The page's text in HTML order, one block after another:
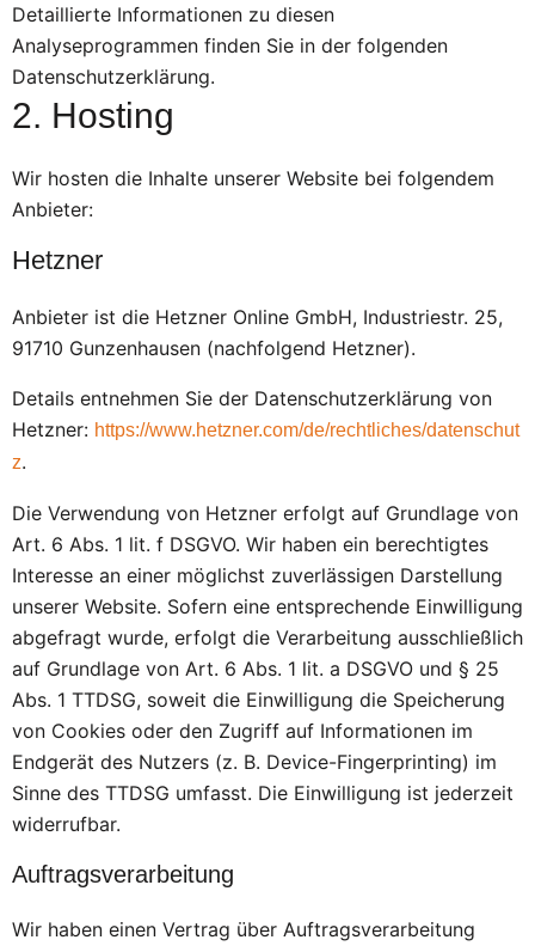
Detaillierte Informationen zu diesen
Analyseprogrammen finden Sie in der folgenden
Datenschutzerklärung.
2. Hosting
Wir hosten die Inhalte unserer Website bei folgendem
Anbieter:
Hetzner
Anbieter ist die Hetzner Online GmbH, Industriestr. 25,
91710 Gunzenhausen (nachfolgend Hetzner).
Details entnehmen Sie der Datenschutzerklärung von
Hetzner: https://www.hetzner.com/de/rechtliches/datenschut
z.
Die Verwendung von Hetzner erfolgt auf Grundlage von
Art. 6 Abs. 1 lit. f DSGVO. Wir haben ein berechtigtes
Interesse an einer möglichst zuverlässigen Darstellung
unserer Website. Sofern eine entsprechende Einwilligung
abgefragt wurde, erfolgt die Verarbeitung ausschließlich
auf Grundlage von Art. 6 Abs. 1 lit. a DSGVO und § 25
Abs. 1 TTDSG, soweit die Einwilligung die Speicherung
von Cookies oder den Zugriff auf Informationen im
Endgerät des Nutzers (z. B. Device-Fingerprinting) im
Sinne des TTDSG umfasst. Die Einwilligung ist jederzeit
widerrufbar.
Auftragsverarbeitung
Wir haben einen Vertrag über Auftragsverarbeitung